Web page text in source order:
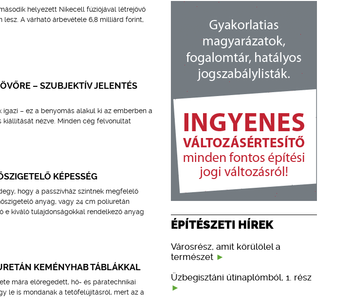
helyezett Nikecell fúziójával létrejövő
lesz. A várható árbevétele 6,8 milliárd forint,
– SZUBJEKTÍV JELENTÉS
– ez a benyomás alakul ki az emberben a
nézve. Minden cég felvonultat
KÉPESSÉG
hogy a passzívház szintnek megfelelő
anyag, vagy 24 cm poliuretán
e kiváló tulajdonságokkal rendelkező anyag
KEMÉNYHAB TÁBLÁKKAL
mára elöregedett, hő- és páratechnikai
le is mondanak a tetőfelújításról, mert az a
ÉPÍTÉSZETI HÍREK
Városrész, amit körülölel a
természet
Üzbegisztáni útinaplómból, 1. rész